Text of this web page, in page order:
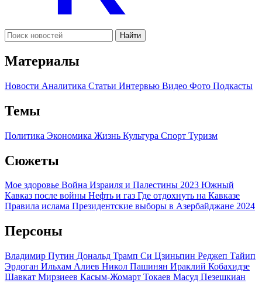
Найти
Материалы
Новости Аналитика Статьи Интервью Видео Фото Подкасты
Темы
Политика Экономика Жизнь Культура Спорт Туризм
Сюжеты
Мое здоровье Война Израиля и Палестины 2023 Южный
Кавказ после войны Нефть и газ Где отдохнуть на Кавказе
Правила ислама Президентские выборы в Азербайджане 2024
Персоны
Владимир Путин Дональд Трамп Си Цзиньпин Реджеп Тайип
Эрдоган Ильхам Алиев Никол Пашинян Ираклий Кобахидзе
Шавкат Мирзиеев Касым-Жомарт Токаев Масуд Пезешкиан